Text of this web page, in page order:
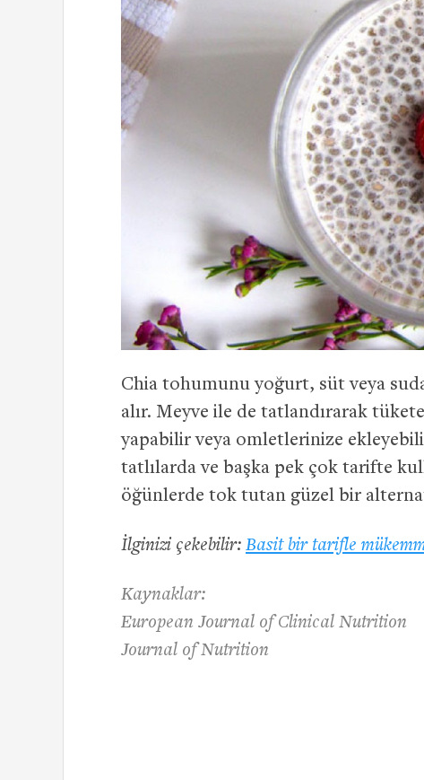
Chia tohumunu yoğurt, süt veya
alır. Meyve ile de tatlandırarak
yapabilir veya omletlerinize
tatlılarda ve başka pek çok tarifte
öğünlerde tok tutan güzel bir
İlginizi çekebilir: Basit bir tarifle
Kaynaklar:
European Journal of Clinical Nutrition
Journal of Nutrition